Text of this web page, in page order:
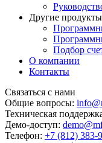
Другие продукты
Подбор
О компании
Контакты
Связаться с нами
Общие вопросы:
Техническая
Демо-доступ:
Телефон: +7 (812) 383-